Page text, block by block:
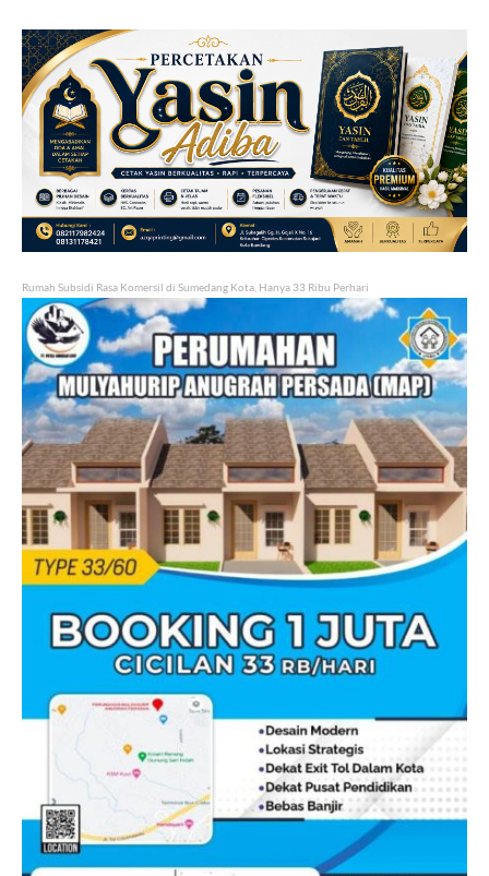
Rumah Subsidi Rasa Komersil di Sumedang Kota, Hanya 33 Ribu Perhari